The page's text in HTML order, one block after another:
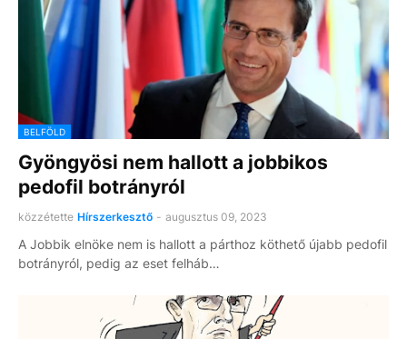
BELFÖLD
Gyöngyösi nem hallott a jobbikos
pedofil botrányról
közzétette Hírszerkesztő - augusztus 09, 2023
A Jobbik elnöke nem is hallott a párthoz köthető újabb pedofil
botrányról, pedig az eset felháb…